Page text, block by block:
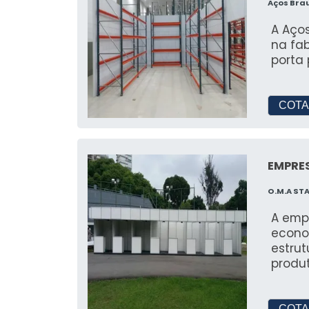
Aços
A
na
porta
O.M.A
A